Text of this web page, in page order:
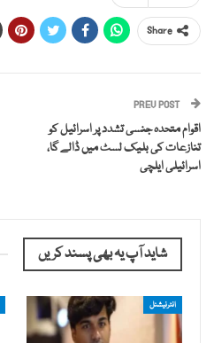
Share
PREV POST
اقوام متحدہ جنسی تشدد پر اسرائیل کو
تنازعات کی بلیک لسٹ میں ڈالے گا،
اسرائیلی ایلچی
شاید آپ یہ بھی پسند کریں
انٹرنیشنل